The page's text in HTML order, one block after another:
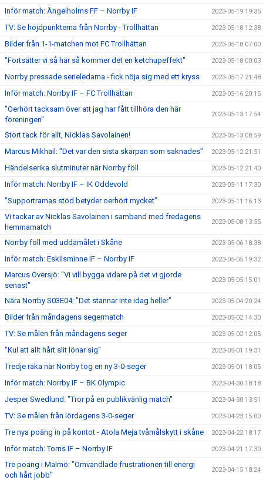
Inför match: Ängelholms FF – Norrby IF 2023-05-19 19:35
TV: Se höjdpunkterna från Norrby - Trollhättan 2023-05-18 12:38
Bilder från 1-1-matchen mot FC Trollhättan 2023-05-18 07:00
"Fortsätter vi så här så kommer det en ketchupeffekt" 2023-05-18 00:03
Norrby pressade serieledarna - fick nöja sig med ett kryss 2023-05-17 21:48
Inför match: Norrby IF – FC Trollhättan 2023-05-16 20:15
"Oerhört tacksam över att jag har fått tillhöra den här
föreningen"
2023-05-13 17:54
Stort tack för allt, Nicklas Savolainen! 2023-05-13 08:59
Marcus Mikhail: "Det var den sista skärpan som saknades" 2023-05-12 21:51
Händelserika slutminuter när Norrby föll 2023-05-12 21:40
Inför match: Norrby IF – IK Oddevold 2023-05-11 17:30
"Supportrarnas stöd betyder oerhört mycket" 2023-05-11 16:13
Vi tackar av Nicklas Savolainen i samband med fredagens
hemmamatch
2023-05-08 13:55
Norrby föll med uddamålet i Skåne 2023-05-06 18:38
Inför match: Eskilsminne IF – Norrby IF 2023-05-05 19:32
Marcus Översjö: "Vi vill bygga vidare på det vi gjorde
senast"
2023-05-05 15:01
Nära Norrby S03E04: "Det stannar inte idag heller" 2023-05-04 20:24
Bilder från måndagens segermatch 2023-05-02 14:30
TV: Se målen från måndagens seger 2023-05-02 12:05
"Kul att allt hårt slit lönar sig" 2023-05-01 19:31
Tredje raka när Norrby tog en ny 3-0-seger 2023-05-01 18:05
Inför match: Norrby IF – BK Olympic 2023-04-30 18:18
Jesper Swedlund: "Tror på en publikvänlig match" 2023-04-30 13:51
TV: Se målen från lördagens 3-0-seger 2023-04-23 15:00
Tre nya poäng in på kontot - Atola Meja tvåmålskytt i skåne 2023-04-22 18:17
Inför match: Torns IF – Norrby IF 2023-04-21 17:30
Tre poäng i Malmö: "Omvandlade frustrationen till energi
och hårt jobb"
2023-04-15 18:24